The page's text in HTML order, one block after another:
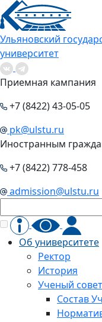
Ульяновский
университет
Приемная кампания
+7 (8422) 43-05-05
pk@ulstu.ru
Иностранным
+7 (8422) 778-458
admission@ulstu.ru
Об университете
Ректор
История
Ученый совет
Состав